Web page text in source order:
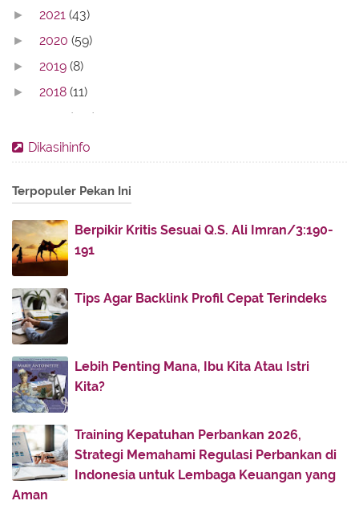
► 2021 (43)
► 2020 (59)
► 2019 (8)
► 2018 (11)
(142)
► August
► June(16)
► May
► April(12)
▼ February(15)
Tiga Ciri Hamba yang Dikehendaki Baik
Dua Teladan Akhlak Mbah Arwani Amin
Wasiat Terakhir KH Abdul Karim Lirboyo Jelang
Wafat
Meneladani Kecintaan Rasulullah terhadap Tanah
Air
Pondasi Keutamaan Perilaku Manusia
Kisah Cinta Suci antara Ali bin Abi Thalib dan Fat...
Dikasihinfo
Terpopuler Pekan Ini
Berpikir Kritis Sesuai Q.S. Ali Imran/3:190-
191
Tips Agar Backlink Profil Cepat Terindeks
Lebih Penting Mana, Ibu Kita Atau Istri
Kita?
Training Kepatuhan Perbankan 2026,
Strategi Memahami Regulasi Perbankan di
Indonesia untuk Lembaga Keuangan yang
Aman